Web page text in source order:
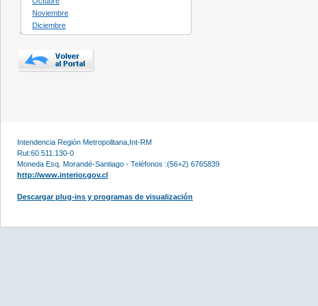
Noviembre
Diciembre
Intendencia Región Metropolitana,Int-RM
Rut:60.511.130-0
Moneda Esq. Morandé-Santiago - Teléfonos :(56+2) 6765839
http://www.interior.gov.cl
Descargar plug-ins y programas de visualización